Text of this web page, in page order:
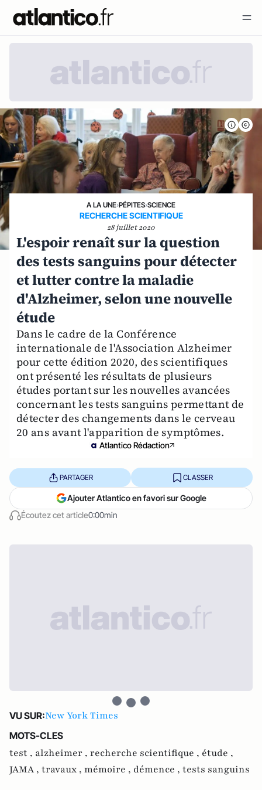
A LA UNE›PÉPITES›SCIENCE
RECHERCHE SCIENTIFIQUE
28 juillet 2020
L'espoir renaît sur la question
des tests sanguins pour détecter
et lutter contre la maladie
d'Alzheimer, selon une nouvelle
étude
Dans le cadre de la Conférence
internationale de l'Association Alzheimer
pour cette édition 2020, des scientifiques
ont présenté les résultats de plusieurs
études portant sur les nouvelles avancées
concernant les tests sanguins permettant de
détecter des changements dans le cerveau
20 ans avant l'apparition de symptômes.
Atlantico Rédaction
Écoutez cet article0:00min
PARTAGER CLASSER
Ajouter Atlantico en favori sur Google
VU SUR:New York Times
MOTS-CLES
test , alzheimer , recherche scientifique , étude ,
JAMA , travaux , mémoire , démence , tests sanguins